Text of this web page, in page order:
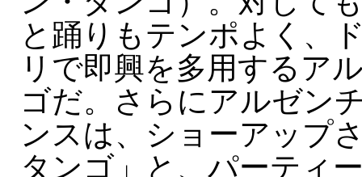
と踊りもテンポよく、
リで即興を多用するア
ゴだ。さらにアルゼン
ンスは、ショーアップ
タンゴ」と、パーティ